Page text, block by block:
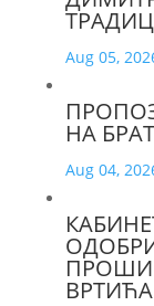
Aug 05,
НА
Aug 04,
ВРТИЋА